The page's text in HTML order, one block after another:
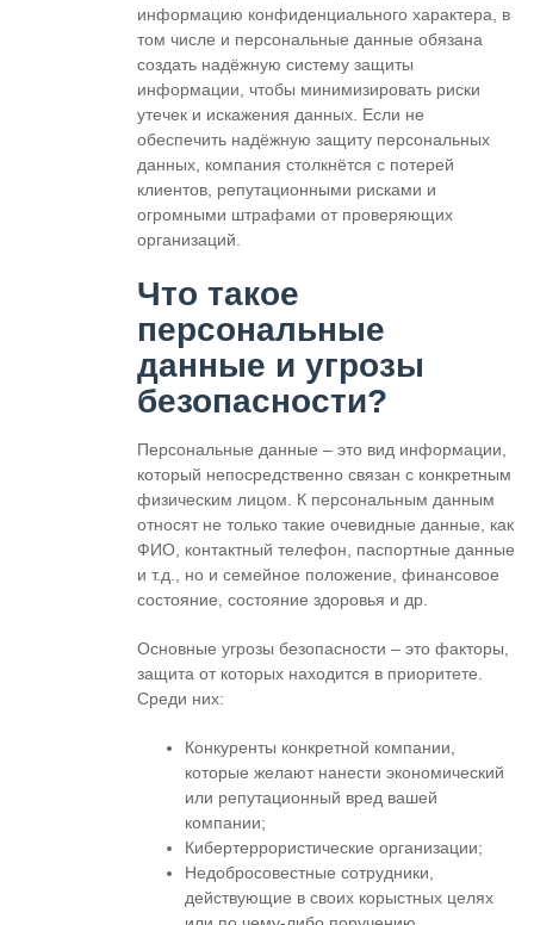
информацию конфиденциального характера, в
том числе и персональные данные обязана
создать надёжную систему защиты
информации, чтобы минимизировать риски
утечек и искажения данных. Если не
обеспечить надёжную защиту персональных
данных, компания столкнётся с потерей
клиентов, репутационными рисками и
огромными штрафами от проверяющих
организаций.
Что такое
персональные
данные и угрозы
безопасности?
Персональные данные – это вид информации,
который непосредственно связан с конкретным
физическим лицом. К персональным данным
относят не только такие очевидные данные, как
ФИО, контактный телефон, паспортные данные
и т.д., но и семейное положение, финансовое
состояние, состояние здоровья и др.
Основные угрозы безопасности – это факторы,
защита от которых находится в приоритете.
Среди них:
Конкуренты конкретной компании,
которые желают нанести экономический
или репутационный вред вашей
компании;
Кибертеррористические организации;
Недобросовестные сотрудники,
действующие в своих корыстных целях